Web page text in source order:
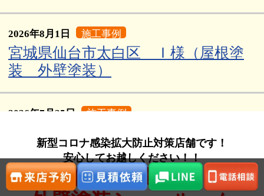
2026年8月1日 施工事例
宮城県仙台市太白区 Ｉ様（屋根塗
装 外壁塗装）
2026年7月25日 施工事例
2026年7月24日 施工事例
新型コロナ感染拡大防止対策店舗です！
安心してお越しください！！
仙台市最大級